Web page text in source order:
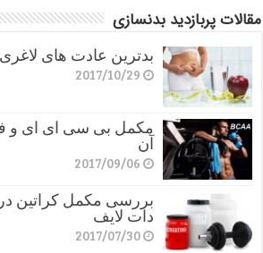
مقالات پربازدید بدنسازی
بدترین عادت های لاغری
2017/10/29
مکمل بی سی ای ای و
آن
2017/09/06
بررسی مکمل کراتین
دات لایف
2017/07/30